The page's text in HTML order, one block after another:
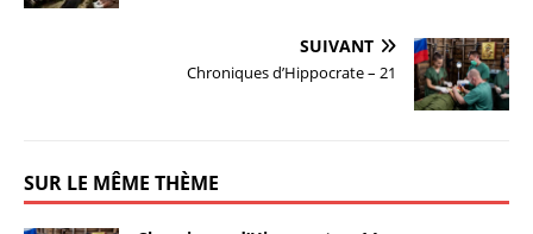
SUIVANT
Chroniques d’Hippocrate – 21
SUR LE MÊME THÈME